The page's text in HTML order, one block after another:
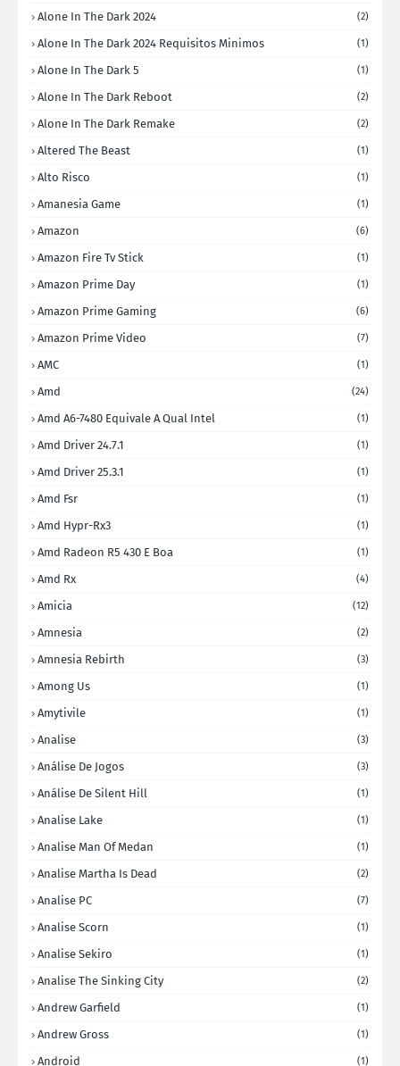
Alone In The Dark 2024 (2)
Alone In The Dark 2024 Requisitos Minimos (1)
Alone In The Dark 5 (1)
Alone In The Dark Reboot (2)
Alone In The Dark Remake (2)
Altered The Beast (1)
Alto Risco (1)
Amanesia Game (1)
Amazon (6)
Amazon Fire Tv Stick (1)
Amazon Prime Day (1)
Amazon Prime Gaming (6)
Amazon Prime Video (7)
AMC (1)
Amd (24)
Amd A6-7480 Equivale A Qual Intel (1)
Amd Driver 24.7.1 (1)
Amd Driver 25.3.1 (1)
Amd Fsr (1)
Amd Hypr-Rx3 (1)
Amd Radeon R5 430 E Boa (1)
Amd Rx (4)
Amicia (12)
Amnesia (2)
Amnesia Rebirth (3)
Among Us (1)
Amytivile (1)
Analise (3)
Análise De Jogos (3)
Análise De Silent Hill (1)
Analise Lake (1)
Analise Man Of Medan (1)
Analise Martha Is Dead (2)
Analise PC (7)
Analise Scorn (1)
Analise Sekiro (1)
Analise The Sinking City (2)
Andrew Garfield (1)
Andrew Gross (1)
Android (1)